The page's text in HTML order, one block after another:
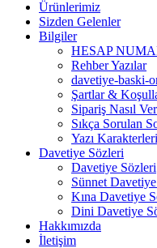
Ürünlerimiz
Sizden Gelenler
Bilgiler
HESAP
Rehber Yazılar
davetiye-baski-
Şartlar &
Sipariş Nasıl
Sıkça Sorulan
Yazı Karakterleri
Davetiye Sözleri
Davetiye Sözleri
Sünnet
Kına Davetiye
Dini Davetiye
Hakkımızda
İletişim